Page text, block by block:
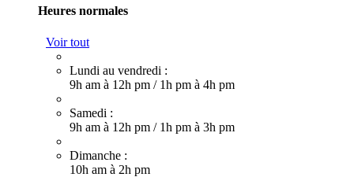
Heures normales
Voir tout
Lundi au vendredi :
9h am à 12h pm / 1h pm à 4h pm
Samedi :
9h am à 12h pm / 1h pm à 3h pm
Dimanche :
10h am à 2h pm